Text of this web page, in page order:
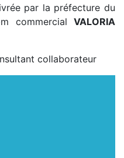
par la préfecture du
commercial VALORIA
collaborateur